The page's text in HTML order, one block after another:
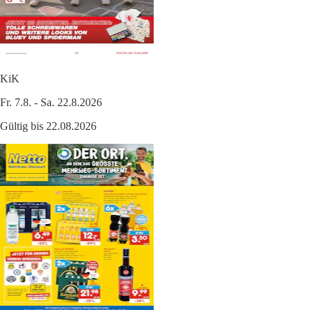
KiK
Fr. 7.8. - Sa. 22.8.2026
Gültig bis 22.08.2026